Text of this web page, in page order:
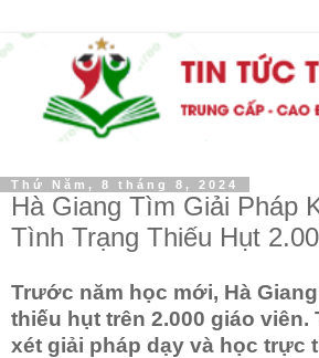
Thứ Năm, 8 tháng 8, 2024
Hà Giang Tìm Giải Pháp
Tình Trạng Thiếu Hụt
Trước năm học mới, Hà
thiếu hụt trên 2.000 giáo viên.
xét giải pháp dạy và học trực